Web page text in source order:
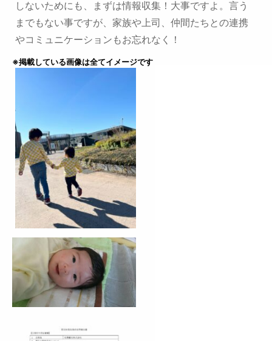
しないためにも、まずは情報収集！大事ですよ。 言う
までもない事ですが、家族や上司、仲間たちとの連携
やコミュニケーションもお忘れなく！
※掲載している画像は全てイメージです